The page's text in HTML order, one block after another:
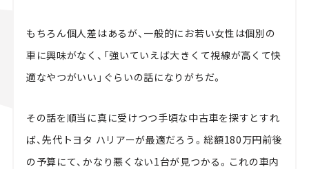
もちろん個人差はあるが、一般的にお若い女性は個別の
車に興味がなく、「強いていえば大きくて視線が高くて快
適なやつがいい」ぐらいの話になりがちだ。
その話を順当に真に受けつつ手頃な中古車を探すとすれ
ば、先代トヨタ ハリアーが最適だろう。総額180万円前後
の予算にて、かなり悪くない1台が見つかる。これの車内